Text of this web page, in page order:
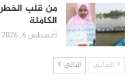
من قلب
الكاملة
أغسطس 6, 2026
السابق التالي